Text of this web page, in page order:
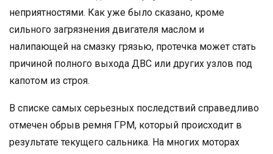
неприятностями. Как уже было сказано, кроме
сильного загрязнения двигателя маслом и
налипающей на смазку грязью, протечка может стать
причиной полного выхода ДВС или других узлов под
капотом из строя.
В списке самых серьезных последствий справедливо
отмечен обрыв ремня ГРМ, который происходит в
результате текущего сальника. На многих моторах